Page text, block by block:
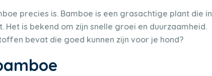
precies is. Bamboe is een grasachtige plant die in
is bekend om zijn snelle groei en duurzaamheid.
bevat die goed kunnen zijn voor je hond?